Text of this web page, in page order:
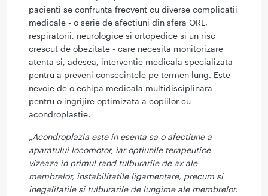
pacienti se confrunta frecvent cu diverse complicatii
medicale - o serie de afectiuni din sfera ORL,
respiratorii, neurologice si ortopedice si un risc
crescut de obezitate - care necesita monitorizare
atenta si, adesea, interventie medicala specializata
pentru a preveni consecintele pe termen lung. Este
nevoie de o echipa medicala multidisciplinara
pentru o ingrijire optimizata a copiilor cu
acondroplastie.
„Acondroplazia este in esenta sa o afectiune a
aparatului locomotor, iar optiunile terapeutice
vizeaza in primul rand tulburarile de ax ale
membrelor, instabilitatile ligamentare, precum si
inegalitatile si tulburarile de lungime ale membrelor.